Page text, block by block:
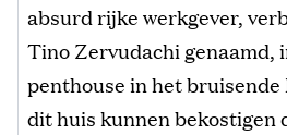
absurd rijke werkgever,
Tino Zervudachi genaamd,
penthouse in het
dit huis kunnen bekostigen